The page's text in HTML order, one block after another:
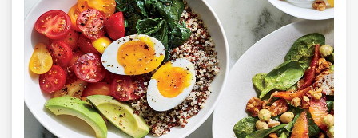
تور کاشان
تور اصفهان
تور ترکمن صحرا
تور آفرود